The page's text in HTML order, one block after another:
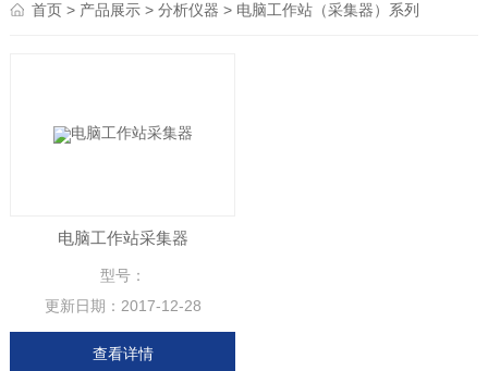
首页> 产品展示> 分析仪器 > 电脑工作站（采集器）系列
电脑工作站采集器
型号：
更新日期： 2017-12-28
查看详情